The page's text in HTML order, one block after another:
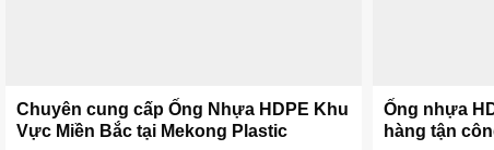
Chuyên cung cấp Ống Nhựa HDPE Khu
Vực Miền Bắc tại Mekong Plastic
Ống nhựa
hàng tận